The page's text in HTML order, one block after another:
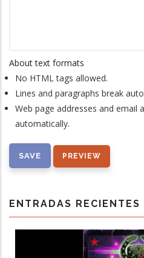
About text formats
No HTML tags allowed.
Lines and paragraphs break
Web page addresses and email
automatically.
ENTRADAS RECIENTES